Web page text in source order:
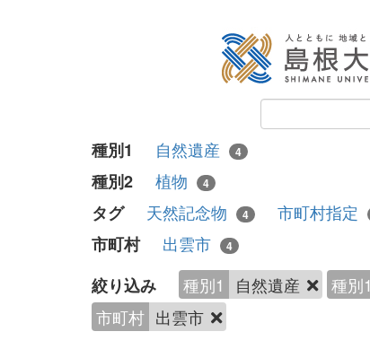
種別1 自然遺産 4
種別2 植物 4
タグ 天然記念物 4 市町村指定
市町村 出雲市 4
絞り込み 種別1 自然遺産 種別1
市町村 出雲市